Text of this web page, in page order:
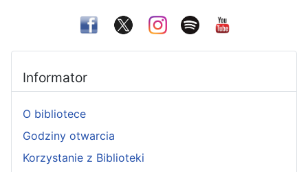
Informator
O bibliotece
Godziny otwarcia
Korzystanie z Biblioteki